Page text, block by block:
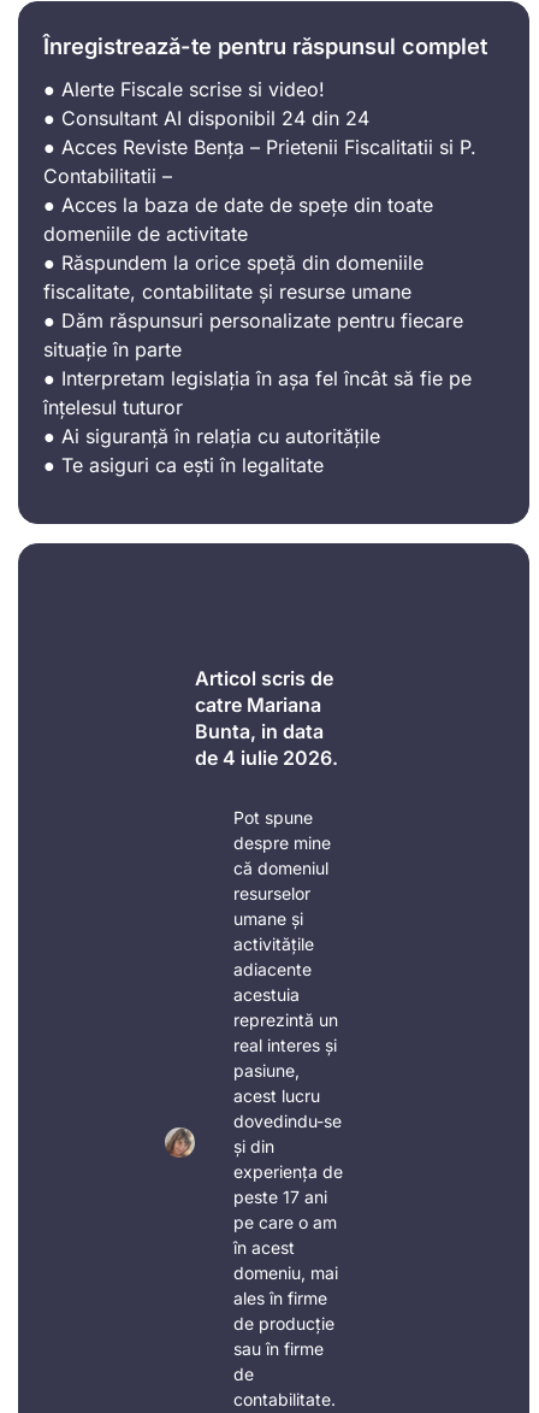
Înregistrează-te pentru răspunsul complet
● Alerte Fiscale scrise si video!
● Consultant AI disponibil 24 din 24
● Acces Reviste Bența – Prietenii Fiscalitatii si P.
Contabilitatii –
● Acces la baza de date de spețe din toate
domeniile de activitate
● Răspundem la orice speță din domeniile
fiscalitate, contabilitate și resurse umane
● Dăm răspunsuri personalizate pentru fiecare
situație în parte
● Interpretam legislația în așa fel încât să fie pe
înțelesul tuturor
● Ai siguranță în relația cu autoritățile
● Te asiguri ca ești în legalitate
Articol scris de
catre Mariana
Bunta, in data
de 4 iulie 2026.
Pot spune
despre mine
că domeniul
resurselor
umane și
activitățile
adiacente
acestuia
reprezintă un
real interes și
pasiune,
acest lucru
dovedindu-se
și din
experiența de
peste 17 ani
pe care o am
în acest
domeniu, mai
ales în firme
de producție
sau în firme
de
contabilitate.